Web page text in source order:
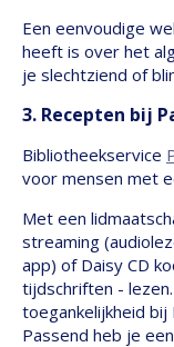
Een eenvoudige
heeft is over het
je slechtziend of
3. Recepten bij
Bibliotheekservice
voor mensen met
Met een
streaming
app) of Daisy CD
tijdschriften -
toegankelijkheid
Passend heb je